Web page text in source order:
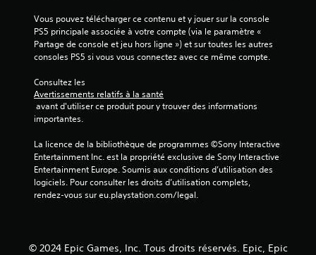
a
v
s
Vous pouvez télécharger ce contenu et y jouer sur la console
PS5 principale associée à votre compte (via le paramètre «
Partage de console et jeu hors ligne ») et sur toutes les autres
consoles PS5 si vous vous connectez avec ce même compte.
Consultez les
Avertissements relatifs à la santé
importantes.
La licence de la bibliothèque de programmes ©Sony Interactive
Entertainment Inc. est la propriété exclusive de Sony Interactive
Entertainment Europe. Soumis aux conditions d’utilisation des
logiciels. Pour consulter les droits d’utilisation complets,
rendez-vous sur eu.playstation.com/legal.
© 2024 Epic Games, Inc. Tous droits réservés. Epic, Epic